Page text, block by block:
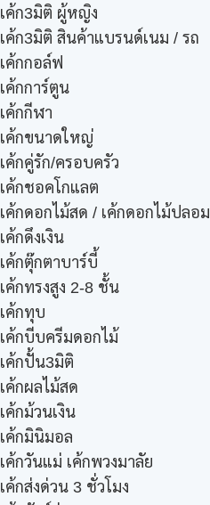
เค้ก3มิติ ผู้หญิง
เค้ก3มิติ สินค้าแบรนด์เนม / รถ
เค้กกอล์ฟ
เค้กการ์ตูน
เค้กกีฬา
เค้กขนาดใหญ่
เค้กคู่รัก/ครอบครัว
เค้กชอคโกแลต
เค้กดอกไม้สด / เค้กดอกไม้ปลอม
เค้กดึงเงิน
เค้กตุ๊กตาบาร์บี้
เค้กทรงสูง 2-8 ชั้น
เค้กทุบ
เค้กบีบครีมดอกไม้
เค้กปั้น3มิติ
เค้กผลไม้สด
เค้กม้วนเงิน
เค้กมินิมอล
เค้กวันแม่ เค้กพวงมาลัย
เค้กส่งด่วน 3 ชั่วโมง